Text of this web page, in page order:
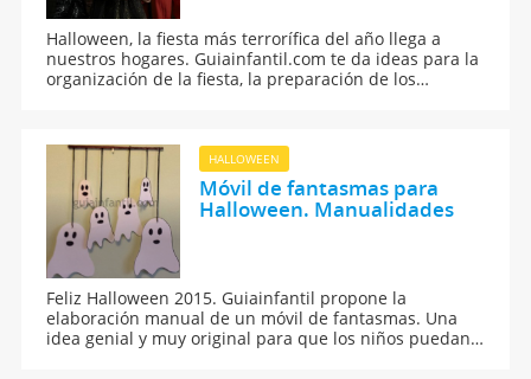
Halloween, la fiesta más terrorífica del año llega a
nuestros hogares. Guiainfantil.com te da ideas para la
organización de la fiesta, la preparación de los
HALLOWEEN
Móvil de fantasmas para
Halloween. Manualidades
Feliz Halloween 2015. Guiainfantil propone la
elaboración manual de un móvil de fantasmas. Una
idea genial y muy original para que los niños puedan